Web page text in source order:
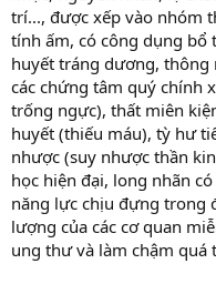
trí..., được xếp vào nhóm
tính ấm, có công dụng bổ
huyết tráng dương,
các chứng tâm quý chính
trống ngực), thất miên
huyết (thiếu máu), tỳ hư
nhược (suy nhược thần
học hiện đại, long nhãn
năng lực chịu đựng trong
lượng của các cơ quan
ung thư và làm chậm quá